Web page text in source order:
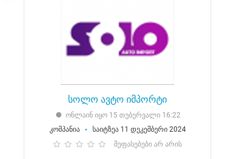
სოლო ავტო იმპორტი
ონლაინ იყო 15 თებერვალი 16:22
კომპანია
საიტზეა 11 დეკემბერი 2024
შეფასებები არ არის